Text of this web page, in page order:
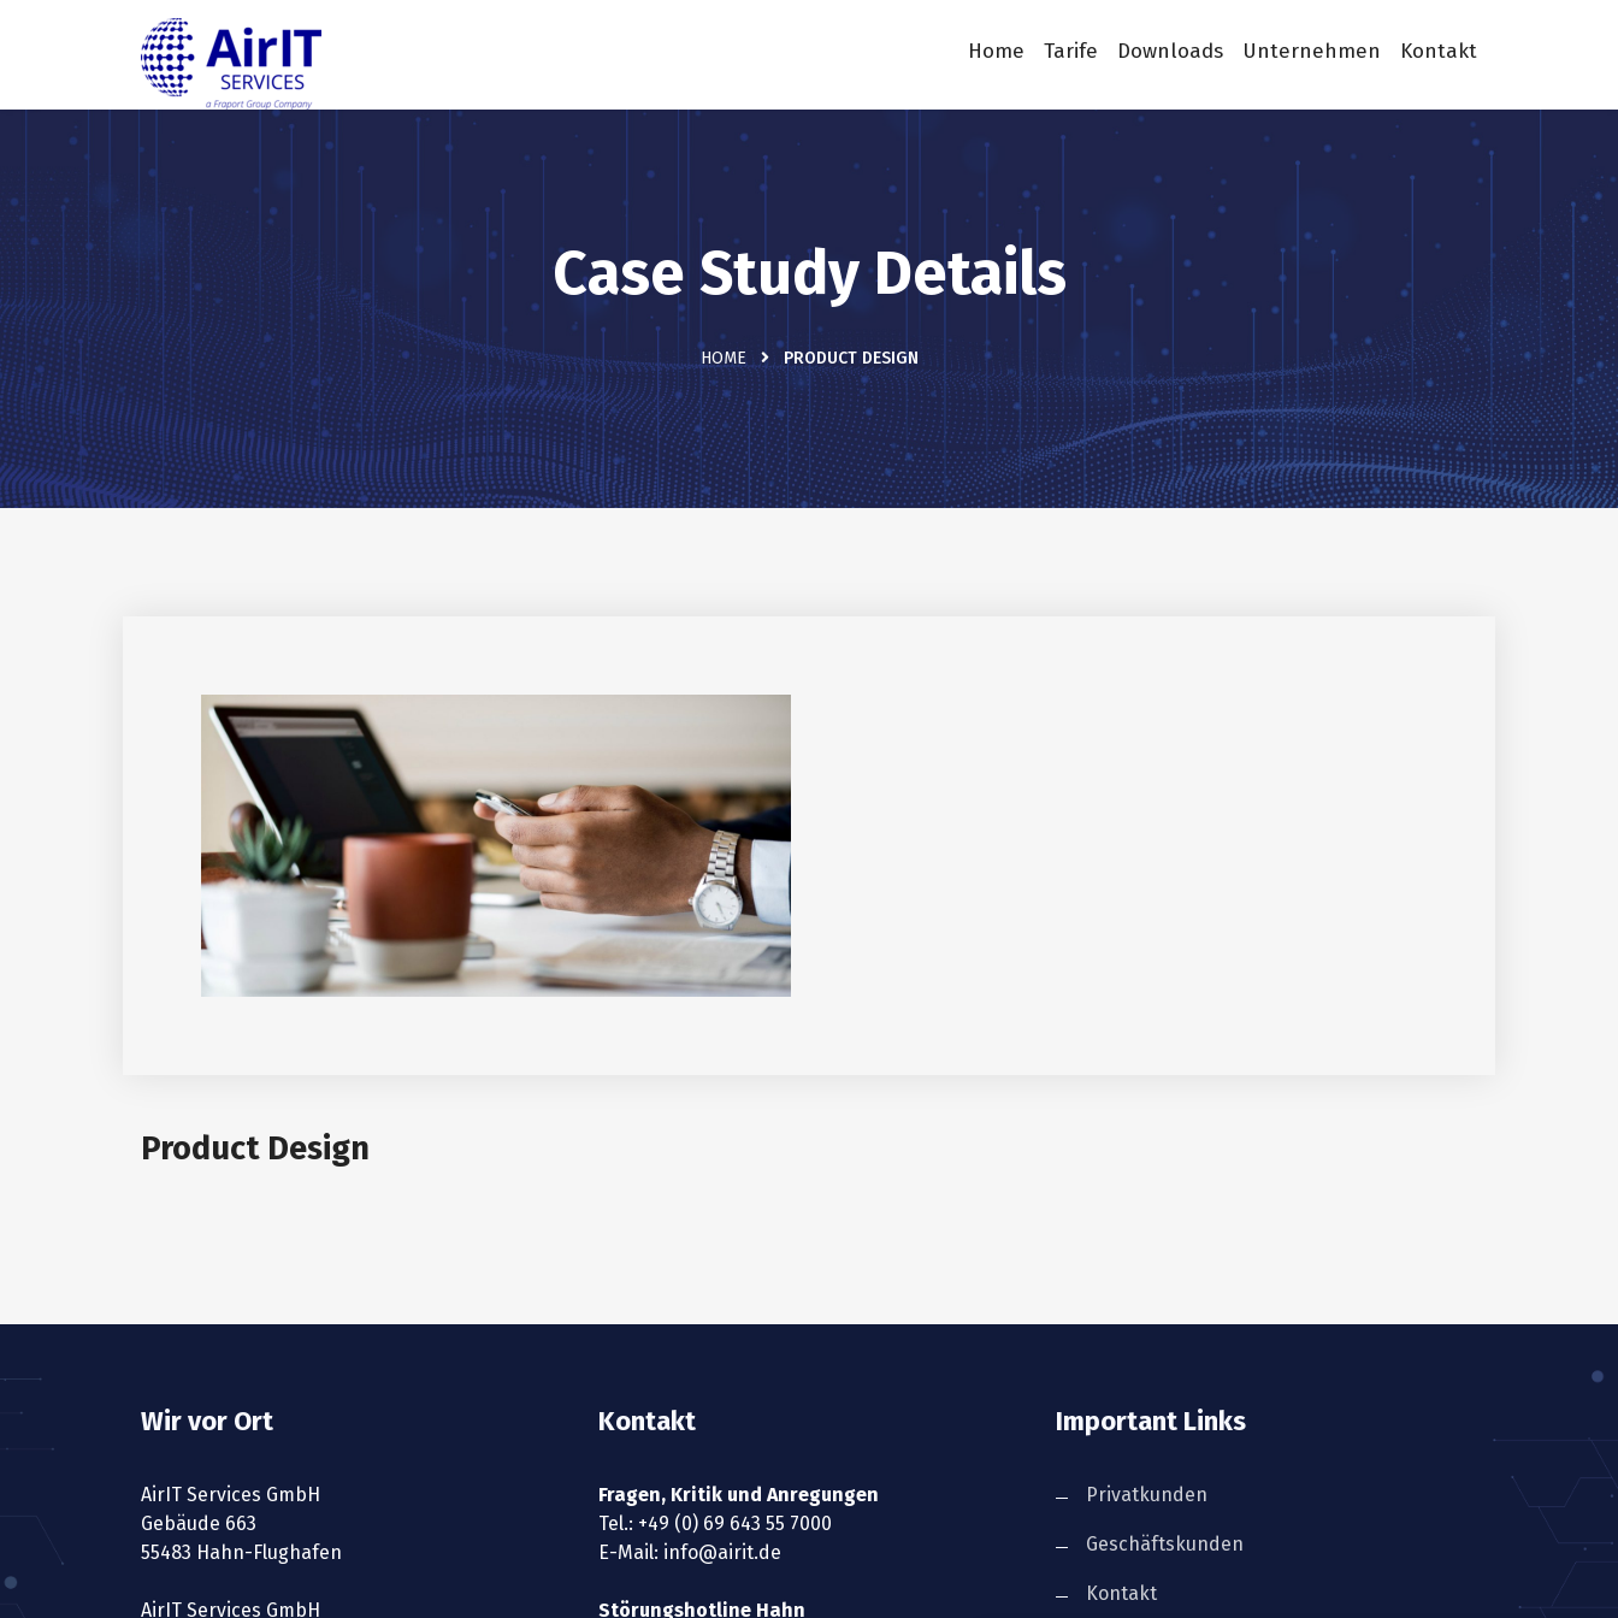
Home Tarife Downloads Unternehmen Kontakt
Case Study Details
HOME PRODUCT DESIGN
Product Design
Wir vor Ort
AirIT Services GmbH
Gebäude 663
55483 Hahn-Flughafen
AirIT Services GmbH
Kontakt
Fragen, Kritik und Anregungen
Tel.: +49 (0) 69 643 55 7000
E-Mail: info@airit.de
Störungshotline Hahn
Important Links
Privatkunden
Geschäftskunden
Kontakt